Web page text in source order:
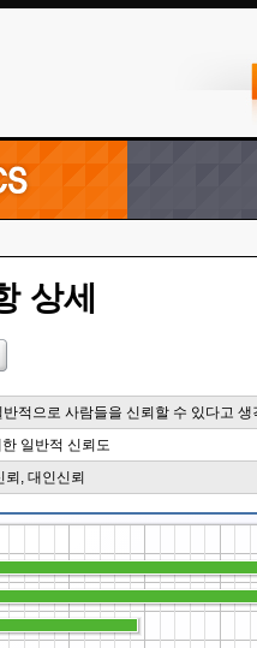
상세
적으로 사람들을 신뢰할 수 있다고
일반적 신뢰도
뢰, 대인신뢰